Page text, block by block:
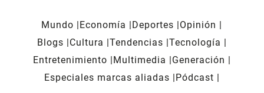
Mundo Economía Deportes
Opinión
Blogs
Cultura Tendencias Tecnología
Entretenimiento
Multimedia
Generación
Especiales marcas aliadas
Pódcast